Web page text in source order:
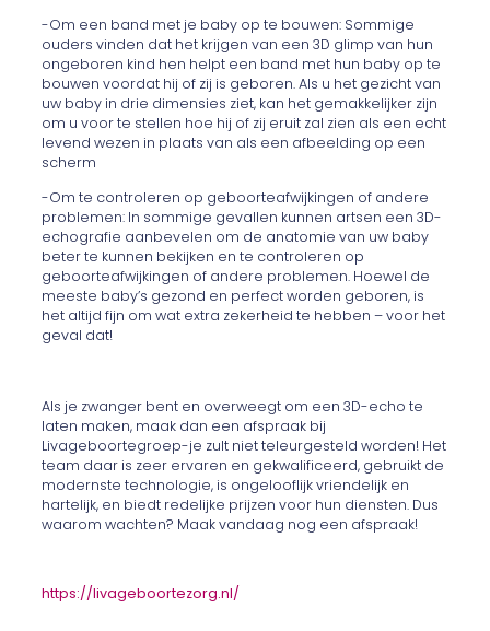
-Om een band met je baby op te bouwen: Sommige
ouders vinden dat het krijgen van een 3D glimp van hun
ongeboren kind hen helpt een band met hun baby op te
bouwen voordat hij of zij is geboren. Als u het gezicht van
uw baby in drie dimensies ziet, kan het gemakkelijker zijn
om u voor te stellen hoe hij of zij eruit zal zien als een echt
levend wezen in plaats van als een afbeelding op een
scherm
-Om te controleren op geboorteafwijkingen of andere
problemen: In sommige gevallen kunnen artsen een 3D-
echografie aanbevelen om de anatomie van uw baby
beter te kunnen bekijken en te controleren op
geboorteafwijkingen of andere problemen. Hoewel de
meeste baby’s gezond en perfect worden geboren, is
het altijd fijn om wat extra zekerheid te hebben – voor het
geval dat!
Als je zwanger bent en overweegt om een 3D-echo te
laten maken, maak dan een afspraak bij
Livageboortegroep-je zult niet teleurgesteld worden! Het
team daar is zeer ervaren en gekwalificeerd, gebruikt de
modernste technologie, is ongelooflijk vriendelijk en
hartelijk, en biedt redelijke prijzen voor hun diensten. Dus
waarom wachten? Maak vandaag nog een afspraak!
https://livageboortezorg.nl/